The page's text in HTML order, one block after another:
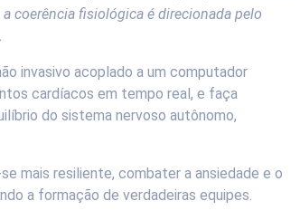
coerência fisiológica é direcionada pelo
.
invasivo acoplado a um computador
cardíacos em tempo real, e faça
do sistema nervoso autônomo,
mais resiliente, combater a ansiedade e o
a formação de verdadeiras equipes.